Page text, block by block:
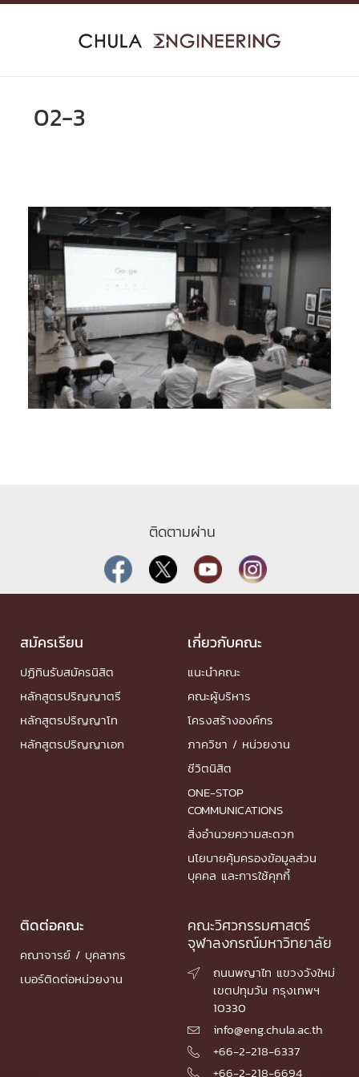
Skip
02-3
ติดตามผ่าน
สมัครเรียน
ปฏิทินรับสมัครนิสิต
หลักสูตรปริญญาตรี
หลักสูตรปริญญาโท
หลักสูตรปริญญาเอก
เกี่ยวกับคณะ
แนะนำคณะ
คณะผู้บริหาร
โครงสร้างองค์กร
ภาควิชา / หน่วยงาน
ชีวิตนิสิต
ONE-STOP
COMMUNICATIONS
สิ่งอำนวยความสะดวก
นโยบายคุ้มครองข้อมูลส่วน
บุคคล และการใช้คุกกี้
ติดต่อคณะ
คณาจารย์ / บุคลากร
เบอร์ติดต่อหน่วยงาน
คณะวิศวกรรมศาสตร์
จุฬาลงกรณ์มหาวิทยาลัย

ถนนพญาไท แขวงวังใหม่
เขตปทุมวัน กรุงเทพฯ
10330
 info@eng.chula.ac.th
 +66-2-218-6337
 +66-2-218-6694